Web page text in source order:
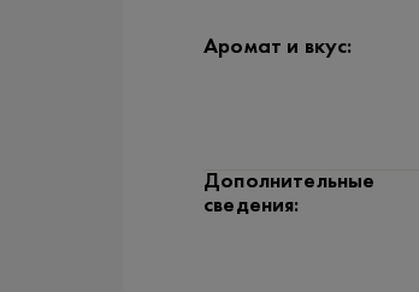
Аромат и вкус:
Дополнительные
сведения: